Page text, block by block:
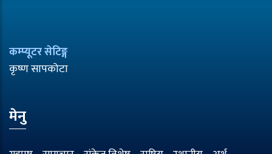
कम्प्यूटर सेटिङ्ग
कृष्ण सापकोटा
मेनु